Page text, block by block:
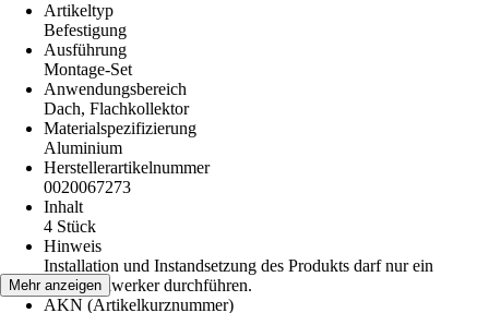
Artikeltyp
Befestigung
Ausführung
Montage-Set
Anwendungsbereich
Dach, Flachkollektor
Materialspezifizierung
Aluminium
Herstellerartikelnummer
0020067273
Inhalt
4 Stück
Hinweis
Installation und Instandsetzung des Produkts darf nur ein
Fachhandwerker durchführen.
AKN (Artikelkurznummer)
Mehr anzeigen